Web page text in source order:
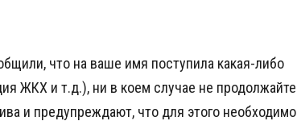
что на ваше имя поступила какая-либо
ЖКХ и т.д.), ни в коем случае не продолжайте
и предупреждают, что для этого необходимо